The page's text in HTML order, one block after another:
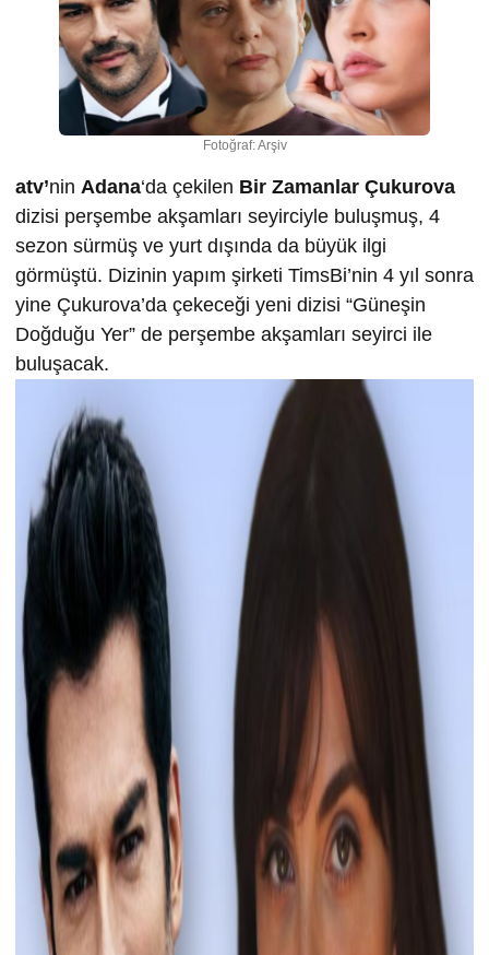
Fotoğraf: Arşiv
atv’nin Adana‘da çekilen Bir Zamanlar Çukurova
dizisi perşembe akşamları seyirciyle buluşmuş, 4
sezon sürmüş ve yurt dışında da büyük ilgi
görmüştü. Dizinin yapım şirketi TimsBi’nin 4 yıl sonra
yine Çukurova’da çekeceği yeni dizisi “Güneşin
Doğduğu Yer” de perşembe akşamları seyirci ile
buluşacak.